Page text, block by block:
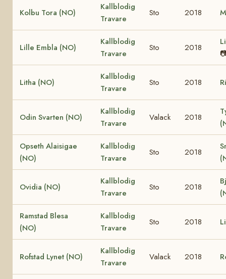
Kolbu Tora (NO)
Kallblodig
Travare
Sto 2018
Lille Embla (NO)
Kallblodig
Travare
Sto 2018
Litha (NO)
Kallblodig
Travare
Sto 2018
Odin Svarten (NO)
Kallblodig
Travare
Valack 2018
Opseth Alaisigae
(NO)
Kallblodig
Travare
Sto 2018
Ovidia (NO)
Kallblodig
Travare
Sto 2018
Ramstad Blesa
(NO)
Kallblodig
Travare
Sto 2018
Rofstad Lynet (NO)
Kallblodig
Travare
Valack 2018